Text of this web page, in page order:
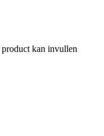
kan invullen